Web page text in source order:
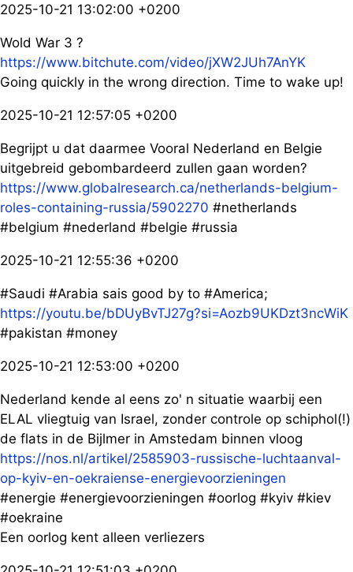
2025-10-21 13:02:00 +0200
Wold War 3 ?
https://www.bitchute.com/video/jXW2JUh7AnYK
Going quickly in the wrong direction. Time to wake up!
2025-10-21 12:57:05 +0200
Begrijpt u dat daarmee Vooral Nederland en Belgie
uitgebreid gebombardeerd zullen gaan worden?
https://www.globalresearch.ca/netherlands-belgium-
roles-containing-russia/5902270 #netherlands
#belgium #nederland #belgie #russia
2025-10-21 12:55:36 +0200
#Saudi #Arabia sais good by to #America;
https://youtu.be/bDUyBvTJ27g?si=Aozb9UKDzt3ncWiK
#pakistan #money
2025-10-21 12:53:00 +0200
Nederland kende al eens zo' n situatie waarbij een
ELAL vliegtuig van Israel, zonder controle op schiphol(!)
de flats in de Bijlmer in Amstedam binnen vloog
https://nos.nl/artikel/2585903-russische-luchtaanval-
op-kyiv-en-oekraiense-energievoorzieningen
#energie #energievoorzieningen #oorlog #kyiv #kiev
#oekraine
Een oorlog kent alleen verliezers